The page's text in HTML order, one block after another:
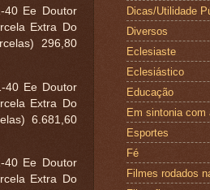
40 Ee Doutor
Extra Do
296,80
40 Ee Doutor
Extra Do
6.681,60
40 Ee Doutor
Extra Do
Dicas/Utilidade
Diversos
Eclesiaste
Eclesiástico
Educação
Em sintonia com
Esportes
Fé
Filmes rodados